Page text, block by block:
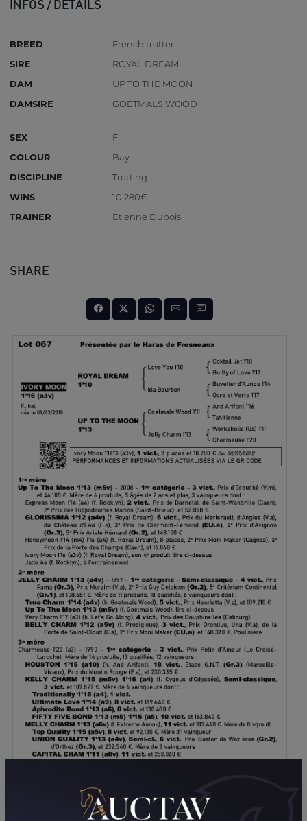
INFOS / DETAILS
BREED
French trotter
SIRE
ROYAL DREAM
DAM
UP TO THE MOON
DAMSIRE
GOETMALS WOOD
SEX
F
COLOUR
Bay
DISCIPLINE
Trotting
WINS
10 280€
TRAINER
Etienne Dubois
SHARE